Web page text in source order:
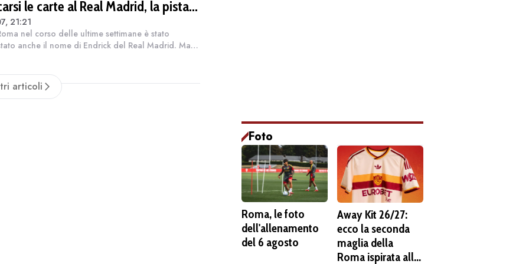
le carte al Real Madrid, la pista
21:21
nel corso delle ultime settimane è stato
anche il nome di Endrick del Real Madrid. Ma
articoli
Foto
Roma, le foto
dell'allenamento
del 6 agosto
Away Kit 26/27:
ecco la seconda
maglia della
Roma ispirata alla